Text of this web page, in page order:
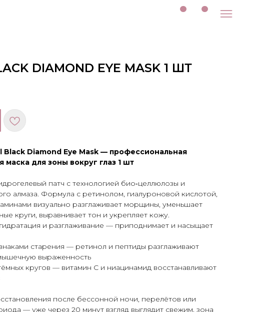
DIAMOND EYE MASK 1 ШТ
Black Diamond Eye Mask — профессиональная
маска для зоны вокруг глаз 1 шт
патч с технологией био‑целлюлозы и
алмаза. Формула с ретинолом, гиалуроновой кислотой,
визуально разглаживает морщины, уменьшает
круги, выравнивает тон и укрепляет кожу.
и разглаживание — приподнимает и насыщает
старения — ретинол и пептиды разглаживают
выраженность
кругов — витамин С и ниацинамид восстанавливают
после бессонной ночи, перелётов или
— уже через 20 минут взгляд выглядит свежим, зона